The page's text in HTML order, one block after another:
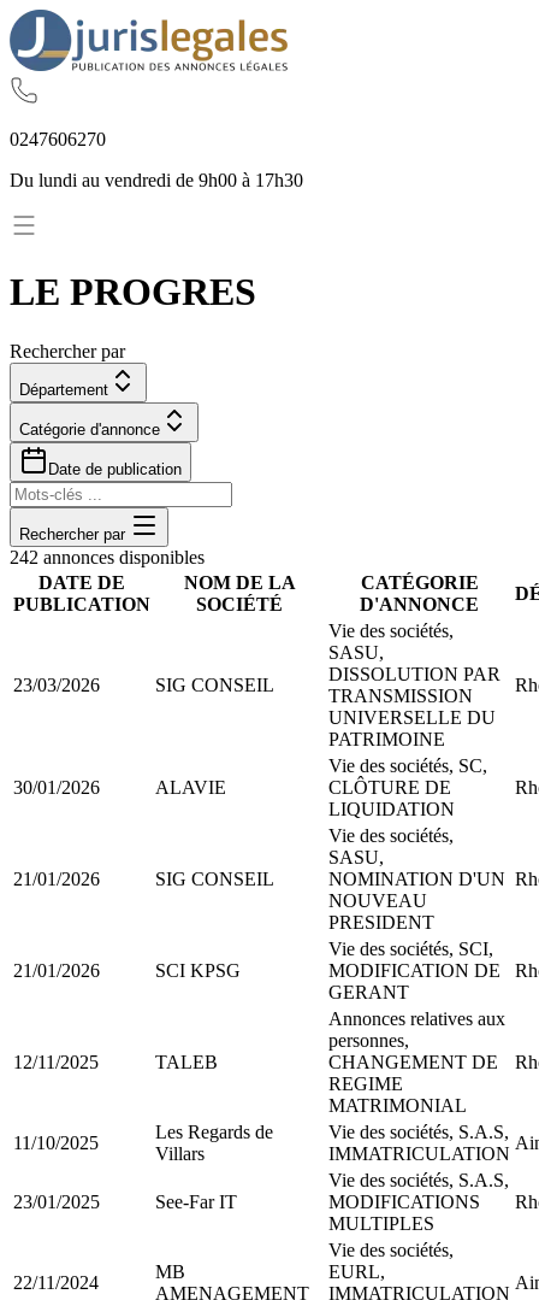
0247606270
Du lundi au vendredi de 9h00 à 17h30
LE PROGRES
Rechercher par
Département
Catégorie d'annonce
Date de publication
Rechercher par
242 annonces disponibles
DATE DE
PUBLICATION
NOM DE LA
SOCIÉTÉ
CATÉGORIE
D'ANNONCE
23/03/2026 SIG CONSEIL
Vie des sociétés,
SASU,
DISSOLUTION PAR
TRANSMISSION
UNIVERSELLE DU
PATRIMOINE
30/01/2026 ALAVIE
Vie des sociétés, SC,
CLÔTURE DE
LIQUIDATION
21/01/2026 SIG CONSEIL
Vie des sociétés,
SASU,
NOMINATION D'UN
NOUVEAU
PRESIDENT
21/01/2026 SCI KPSG
Vie des sociétés, SCI,
MODIFICATION DE
GERANT
12/11/2025 TALEB
Annonces relatives aux
personnes,
CHANGEMENT DE
REGIME
MATRIMONIAL
11/10/2025
Les Regards de
Villars
Vie des sociétés, S.A.S,
IMMATRICULATION
23/01/2025 See-Far IT
Vie des sociétés, S.A.S,
MODIFICATIONS
MULTIPLES
22/11/2024
MB
AMENAGEMENT
Vie des sociétés,
EURL,
IMMATRICULATION